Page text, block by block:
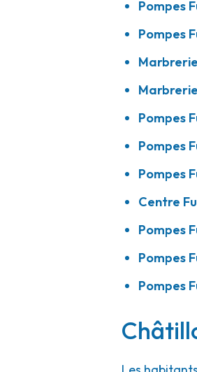
Centre Funéraire
508 Allée Des Filieristes -
Consulter l'agence
A
Pompes Funèbres
Villeurbanne -
14h-18h
18-22 Rue Du Cimetière-
Consulter l'agence
Pompes
Pompes
Pompes
Pompes
Pompes
Centre
Pompes
Pompes
Pompes